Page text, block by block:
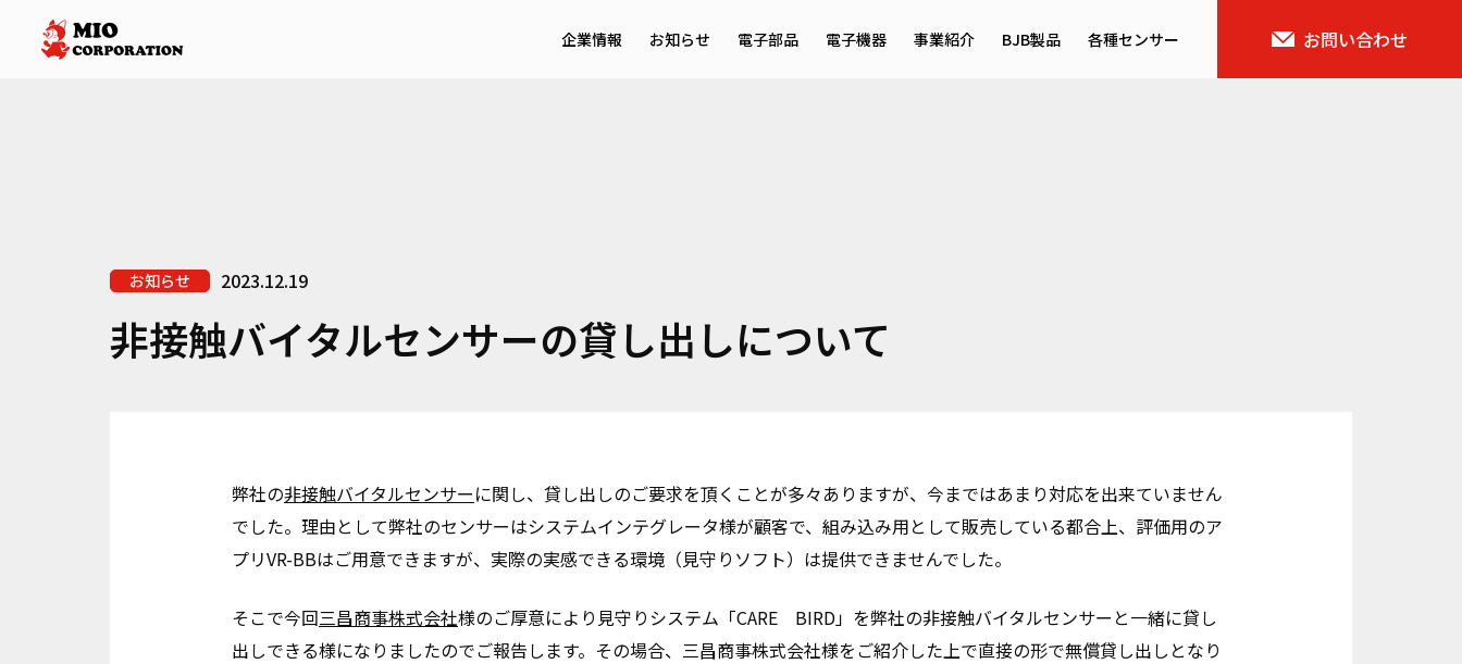
企業情報
お知らせ 電子部品 電子機器
事業紹介
BJB製品
各種センサー
バイタルセンサー
お問い合わせ
お知らせ 2023.12.19
非接触バイタルセンサーの貸し出しについて
弊社の非接触バイタルセンサーに関し、貸し出しのご要求を頂くことが多々ありますが、今まではあまり対応を出来ていません
でした。理由として弊社のセンサーはシステムインテグレータ様が顧客で、組み込み用として販売している都合上、評価用のア
プリVR-BBはご用意できますが、実際の実感できる環境（見守りソフト）は提供できませんでした。
そこで今回三昌商事株式会社様のご厚意により見守りシステム「CARE BIRD」を弊社の非接触バイタルセンサーと一緒に貸し
出しできる様になりましたのでご報告します。その場合、三昌商事株式会社様をご紹介した上で直接の形で無償貸し出しとなり